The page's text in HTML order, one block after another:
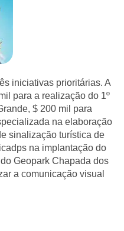
iniciativas prioritárias. A
para a realização do 1º
$ 200 mil para
na elaboração
sinalização turística de
na implantação do
Geopark Chapada dos
a comunicação visual